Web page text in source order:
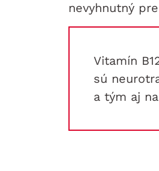
nevyhnutný
Vitamín
sú
a tým aj